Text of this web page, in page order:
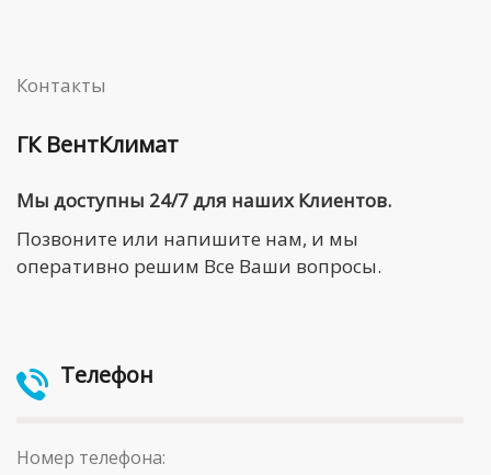
Контакты
ГК ВентКлимат
Мы доступны 24/7 для наших Клиентов.
Позвоните или напишите нам, и мы
оперативно решим Все Ваши вопросы.
Телефон
Номер телефона: